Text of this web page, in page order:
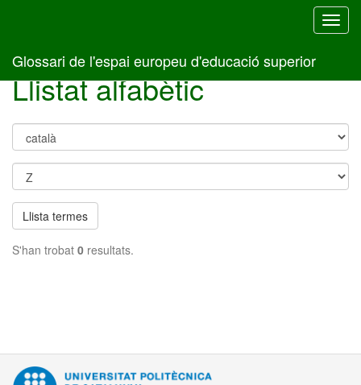
Glossari de l'espai europeu d'educació superior
Llistat alfabètic
Llista termes
S'han trobat 0 resultats.